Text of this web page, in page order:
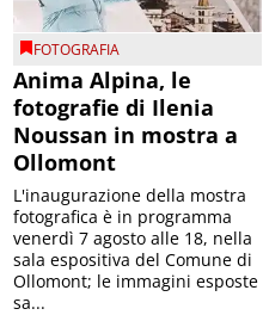
FOTOGRAFIA
Anima Alpina, le
fotografie di Ilenia
Noussan in mostra a
Ollomont
L'inaugurazione della mostra
fotografica è in programma
venerdì 7 agosto alle 18, nella
sala espositiva del Comune di
Ollomont; le immagini esposte
sa...